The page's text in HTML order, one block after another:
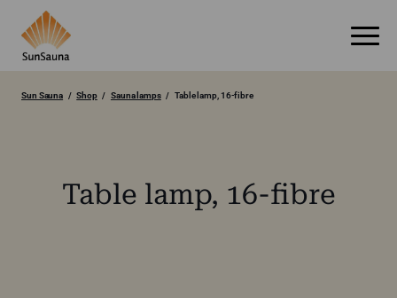
Table lamp, 16-fibre
Sun Sauna Shop Sauna lamps Table lamp, 16-fibre